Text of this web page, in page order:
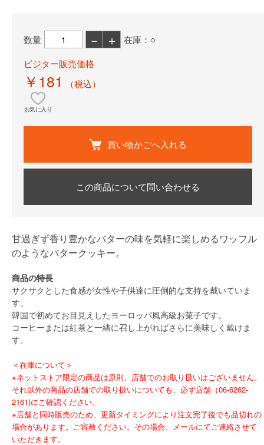
数量 － ＋
在庫：○
ビジター販売価格
￥181 （税込）
お気に入り
買い物かごへ入れる
この商品について問い合わせる
甘過ぎず香り豊かなバターの味を気軽に楽しめるワッフル
のようなバタークッキー。
商品の特長
サクサクとした食感が女性や子供達に圧倒的な支持を戴いていま
す。
韓国で初めてお目見えしたヨーロッパ風高級お菓子です。
コーヒーまたは紅茶と一緒に召し上がればさらに美味しく戴けま
す。
＜在庫について＞
※ネットストア限定の商品は原則、店舗でのお取り扱いはございません。
それ以外の商品の店舗での取り扱いについても、必ず店舗（06-6262-
2161)にご確認ください。
※店舗と同時販売のため、更新タイミングにより注文完了後でも品切れの
場合があります。ご容赦ください。その場合、メールにてご連絡させて
いただきます。